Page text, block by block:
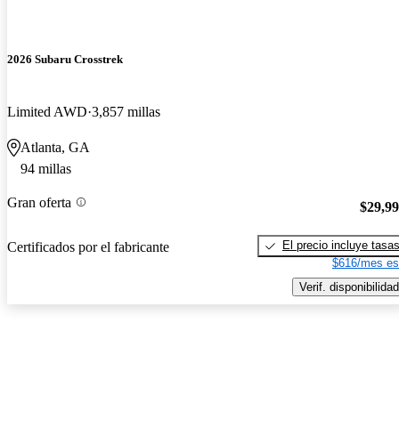
2026 Subaru Crosstrek
Limited AWD 3,857 millas
Atlanta, GA
94 millas
Gran oferta
Certificados por el fabricante
El precio incluye tasas
$616/mes
Verif. disponibilidad